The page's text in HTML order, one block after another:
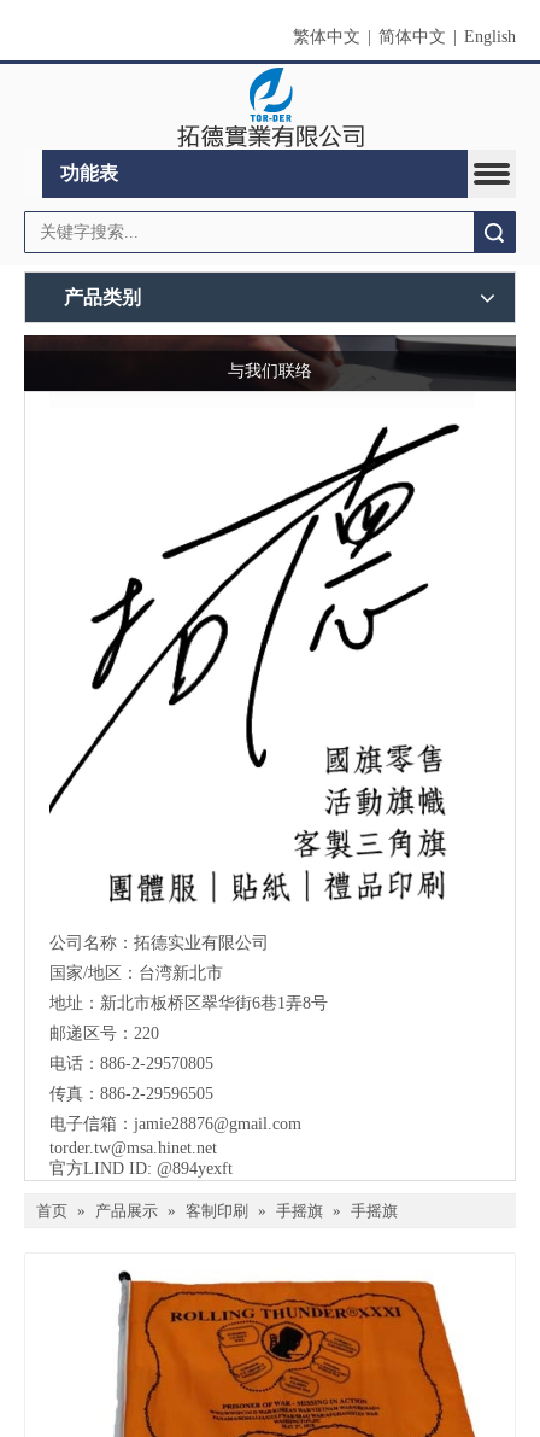
繁体中文 简体中文 English
功能表
产品类别
与我们联络
公司名称：拓德实业有限公司
国家/地区：台湾新北市
地址：新北市板桥区翠华街6巷1弄8号
邮递区号：220
电话：886-2-29570805
传真：886-2-29596505
电子信箱： jamie28876@gmail.com
torder.tw@msa.hinet.net
官方LIND ID: @894yexft
首页 » 产品展示 » 客制印刷 » 手摇旗 » 手摇旗